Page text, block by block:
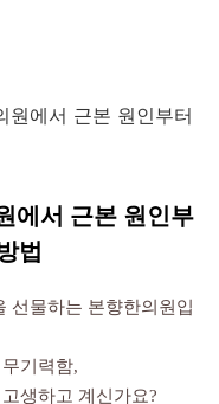
원에서 근본 원인부터
에서 근본 원인부
법
선물하는 본향한의원입
기력함,
생하고 계신가요?